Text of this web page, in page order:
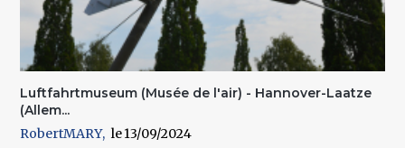
Luftfahrtmuseum (Musée de l'air) - Hannover-Laatze
(Allem...
RobertMARY
13/09/2024